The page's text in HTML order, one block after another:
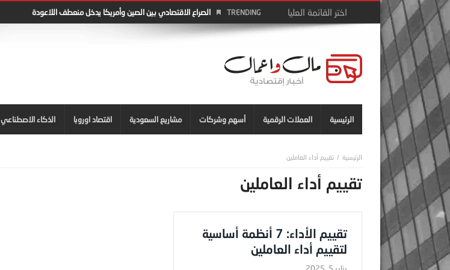
TRENDING الصراع الاقتصادي بين الصين وأمريكا يدخل منعطف اللاعودة
الرئيسية العملات الرقمية أسهم وشركات مشاريع السعودية اقتصاد اوروبا الذكاء الاصطناعي
تقييم أداء العاملين
تقييم أداء العاملين
تقييم الأداء: 7 أنظمة أساسية
لتقييم أداء العاملين